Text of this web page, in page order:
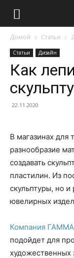
Домой Статьи
Статьи Дизайн
Как
22.11.2020
В магазинах для
разнообразие
создавать
пластилин. Из
скульптуры, но
ювелирных
Компания ГАММА
подойдет для
художественных